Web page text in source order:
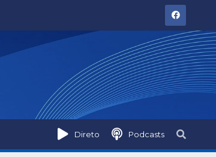
Direto Podcasts